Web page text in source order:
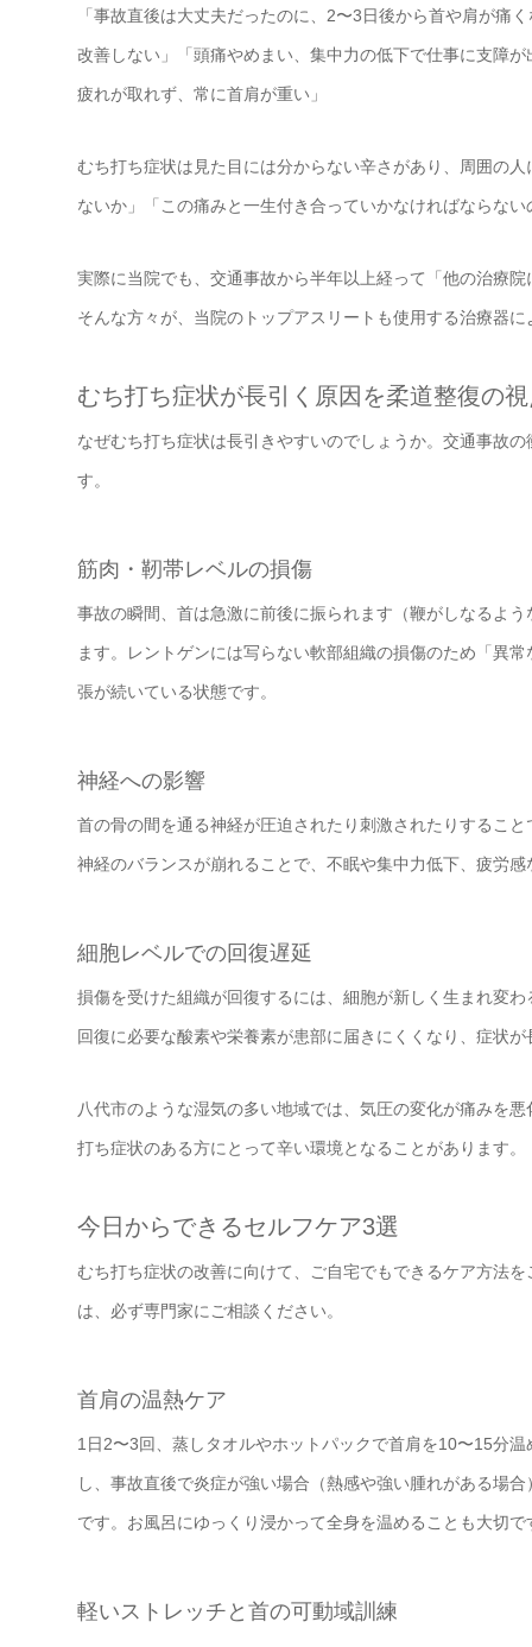
「事故直後は大丈夫だったのに、2〜3日後から首や肩が痛
改善しない」「頭痛やめまい、集中力の低下で仕事に支障
疲れが取れず、常に首肩が重い」
むち打ち症状は見た目には分からない辛さがあり、周囲の
ないか」「この痛みと一生付き合っていかなければならな
実際に当院でも、交通事故から半年以上経って「他の治療
そんな方々が、当院のトップアスリートも使用する治療器
むち打ち症状が長引く原因を柔道整復の
なぜむち打ち症状は長引きやすいのでしょうか。交通事故
す。
筋肉・靭帯レベルの損傷
事故の瞬間、首は急激に前後に振られます（鞭がしなるよ
ます。レントゲンには写らない軟部組織の損傷のため「異
張が続いている状態です。
神経への影響
首の骨の間を通る神経が圧迫されたり刺激されたりするこ
神経のバランスが崩れることで、不眠や集中力低下、疲労
細胞レベルでの回復遅延
損傷を受けた組織が回復するには、細胞が新しく生まれ変
回復に必要な酸素や栄養素が患部に届きにくくなり、症状
八代市のような湿気の多い地域では、気圧の変化が痛みを
打ち症状のある方にとって辛い環境となることがあります。
今日からできるセルフケア3選
むち打ち症状の改善に向けて、ご自宅でもできるケア方法
は、必ず専門家にご相談ください。
首肩の温熱ケア
1日2〜3回、蒸しタオルやホットパックで首肩を10〜15分
し、事故直後で炎症が強い場合（熱感や強い腫れがある場
です。お風呂にゆっくり浸かって全身を温めることも大切で
軽いストレッチと首の可動域訓練